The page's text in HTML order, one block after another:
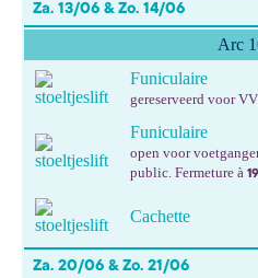
Za. 13/06 & Zo. 14/06
Arc
Funiculaire
gereserveerd voor
Funiculaire
open voor
public. Fermeture à
Cachette
Za. 20/06 & Zo. 21/06